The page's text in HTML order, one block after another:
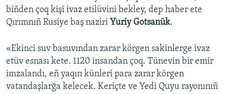
biñden çoq kişi ivaz etilüvini bekley, dep haber ete
Qırımnıñ Rusiye baş naziri Yuriy Gotsanük.
«Ekinci suv basuvından zarar körgen sakinlerge ivaz
etüv esnası kete. 1120 insandan çoq. Tünevin bir emir
imzalandı, eñ yaqın künleri para zarar körgen
vatandaşlarğa kelecek. Keriçte ve Yedi Quyu rayonınıñ